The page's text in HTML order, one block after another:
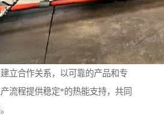
立合作关系，以可靠的产品和专
流程提供稳定*的热能支持，共同